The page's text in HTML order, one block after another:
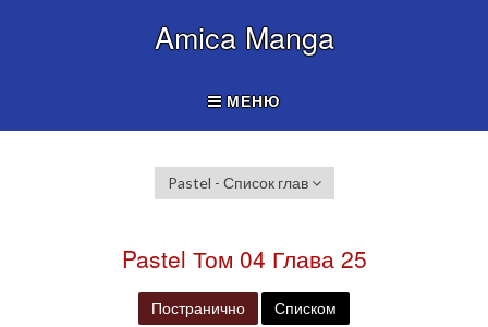
Amica Manga
МЕНЮ
Pastel - Список глав
Pastel Том 04 Глава 25
Постранично Списком